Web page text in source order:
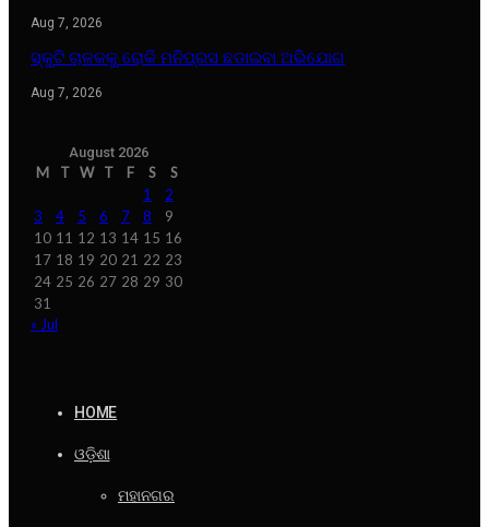
Aug 7, 2026
ସ୍କୁଟି ଚାଳକକୁ ରୋକି ମନିପ୍ରସ ଛଡାଇବା ଅଭିଯୋଗ
Aug 7, 2026
August 2026
M T W T F S
S
1
2
3
4 5 6 7 8
9
10 11 12 13 14 15 16
17 18 19 20 21 22 23
24 25 26 27 28 29 30
31
« Jul
HOME
ଓଡ଼ିଶା
ମହାନଗର